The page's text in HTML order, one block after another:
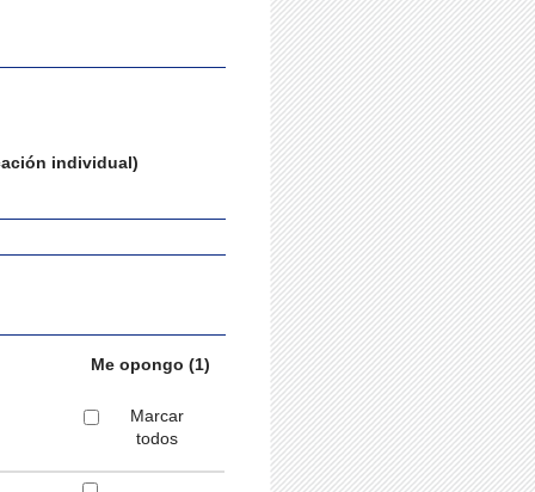
individual)
Me opongo (1)
Marcar
todos